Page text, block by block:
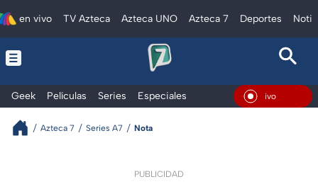
en vivo TV Azteca Azteca UNO Azteca 7 Deportes
Geek Películas Series Especiales En Vivo
Azteca 7 Series A7 Nota
PUBLICIDAD